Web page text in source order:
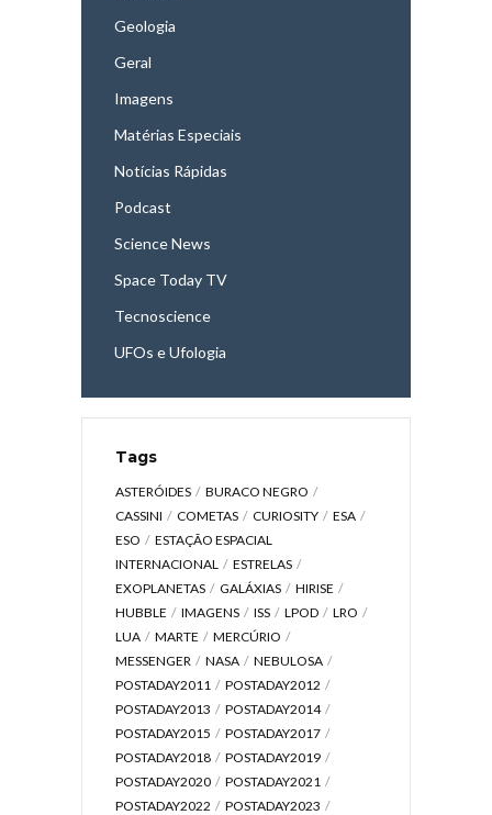
Geologia
Geral
Imagens
Matérias Especiais
Notícias Rápidas
Podcast
Science News
Space Today TV
Tecnoscience
UFOs e Ufologia
Tags
ASTERÓIDES
BURACO NEGRO
CASSINI
COMETAS CURIOSITY
ESA
ESO
ESTAÇÃO ESPACIAL
INTERNACIONAL
ESTRELAS
EXOPLANETAS
GALÁXIAS
HIRISE
HUBBLE
IMAGENS ISS LPOD
LRO
LUA
MARTE
MERCÚRIO
MESSENGER
NASA
NEBULOSA
POSTADAY2011
POSTADAY2012
POSTADAY2013
POSTADAY2014
POSTADAY2015
POSTADAY2017
POSTADAY2018
POSTADAY2019
POSTADAY2020
POSTADAY2021
POSTADAY2022
POSTADAY2023